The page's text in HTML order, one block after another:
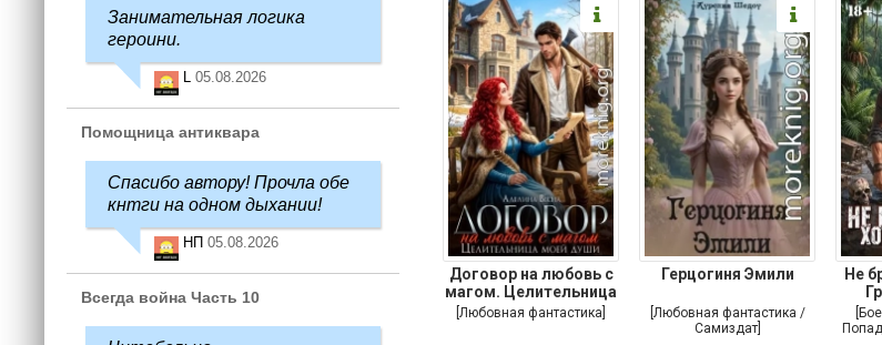
Договор на любовь с
магом. Целительница
моей души
[Любовная фантастика]
Герцогиня Эмили
[Любовная фантастика /
Самиздат]
Не
Занимательная логика
героини.
L 05.08.2026
Помощница антиквара
Спасибо автору! Прочла обе
кнтги на одном дыхании!
НП 05.08.2026
Всегда война Часть 10